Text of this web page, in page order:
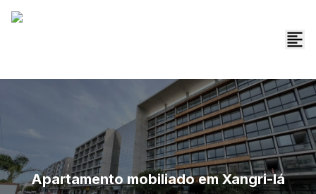
Apartamento mobiliado em Xangri-lá